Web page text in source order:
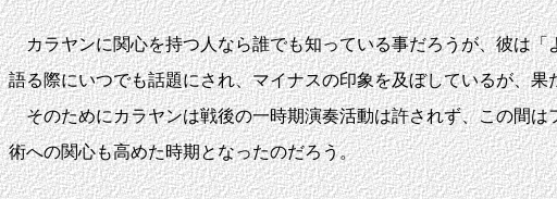
カラヤンに関心を持つ人なら誰でも知っている事だろうが、彼は「
語る際にいつでも話題にされ、マイナスの印象を及ぼしているが、
そのためにカラヤンは戦後の一時期演奏活動は許されず、この間は
術への関心も高めた時期となったのだろう。